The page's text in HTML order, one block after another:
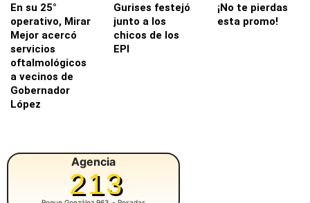
En su 25°
operativo, Mirar
Mejor acercó
servicios
oftalmológicos
a vecinos de
Gobernador
López
Gurises festejó
junto a los
chicos de los
EPI
¡No te pierdas
esta promo!
Agencia
213